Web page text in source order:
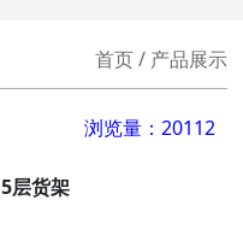
首页 / 产品展示
浏览量：20112
层货架